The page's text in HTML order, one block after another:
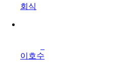
회식
이호수